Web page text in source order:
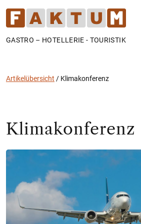
GASTRO – HOTELLERIE - TOURISTIK
Artikelübersicht / Klimakonferenz
Klimakonferenz